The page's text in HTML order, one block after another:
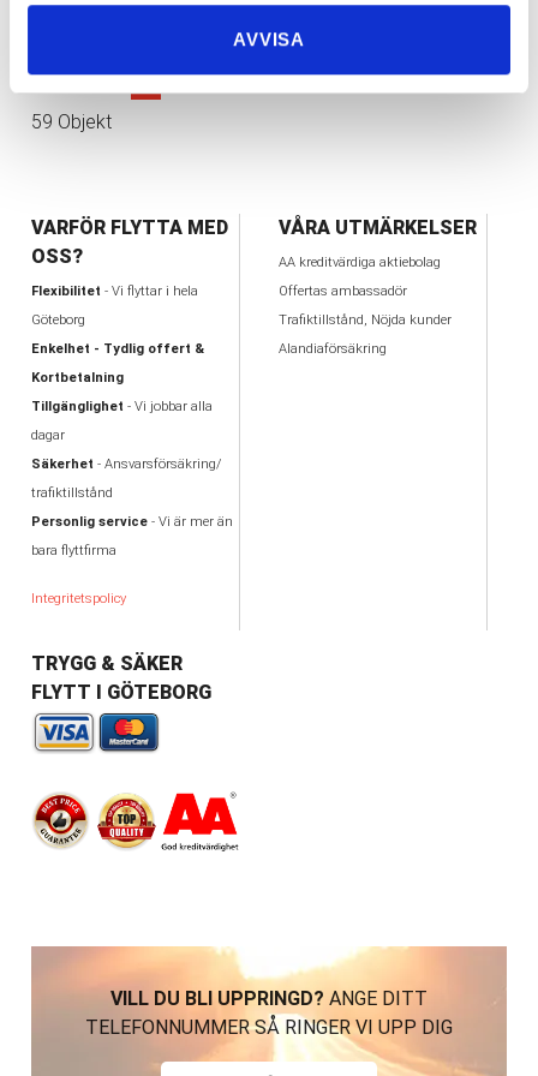
AVVISA
≪ < 1 2 3 4 5 6 > ≫
59 Objekt
VARFÖR FLYTTA MED
OSS?
Flexibilitet - Vi flyttar i hela
Göteborg
Enkelhet - Tydlig offert &
Kortbetalning
Tillgänglighet - Vi jobbar alla
dagar
Säkerhet - Ansvarsförsäkring/
trafiktillstånd
Personlig service- Vi är mer än
bara flyttfirma
Integritetspolicy
VÅRA UTMÄRKELSER
AA kreditvärdiga aktiebolag
Offertas ambassadör
Trafiktillstånd, Nöjda kunder
Alandiaförsäkring
TRYGG & SÄKER
FLYTT I GÖTEBORG
VILL DU BLI UPPRINGD? ANGE DITT
TELEFONNUMMER SÅ RINGER VI UPP DIG